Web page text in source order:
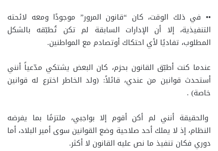
•• في ذلك الوقت، كان “قانون المرور” موجودًا ومعه لائحته
التنفيذية، إلا أن الإدارات السابقة لم تكن تُطبّقه بالشكل
المطلوب، تفاديًا لأي احتكاك أوتصادم مع المواطنين.
عندما كنت أطبّق القانون بحزم، كان البعض يشتكي مدّعياً أنني
أستحدث قوانين من عندي، قائلاً: (ولد الخاطر اخترع له قوانين
خاصة) .
والحقيقة أنني لم أكن أقوم إلا بواجبي، ملتزمًا بما يفرضه
النظام، إذ لا يملك أحد صلاحية وضع القوانين سوى أمير البلاد، أما
دوري فكان تنفيذ ما نص عليه القانون لا أكثر.